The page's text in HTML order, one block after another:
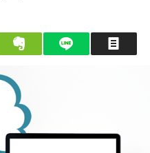
はてブ クリップ LINEで送る